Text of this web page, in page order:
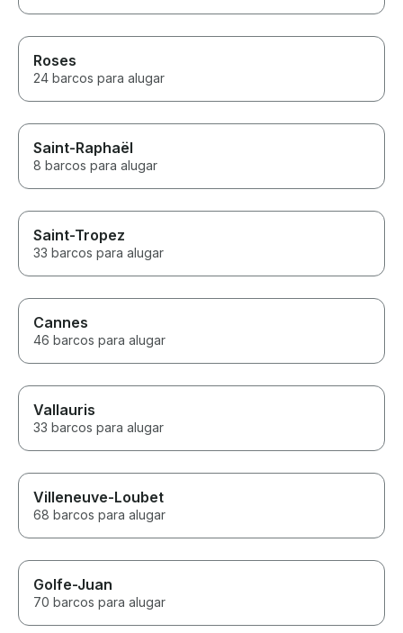
Roses
24 barcos para alugar
Saint-Raphaël
8 barcos para alugar
Saint-Tropez
33 barcos para alugar
Cannes
46 barcos para alugar
Vallauris
33 barcos para alugar
Villeneuve-Loubet
68 barcos para alugar
Golfe-Juan
70 barcos para alugar